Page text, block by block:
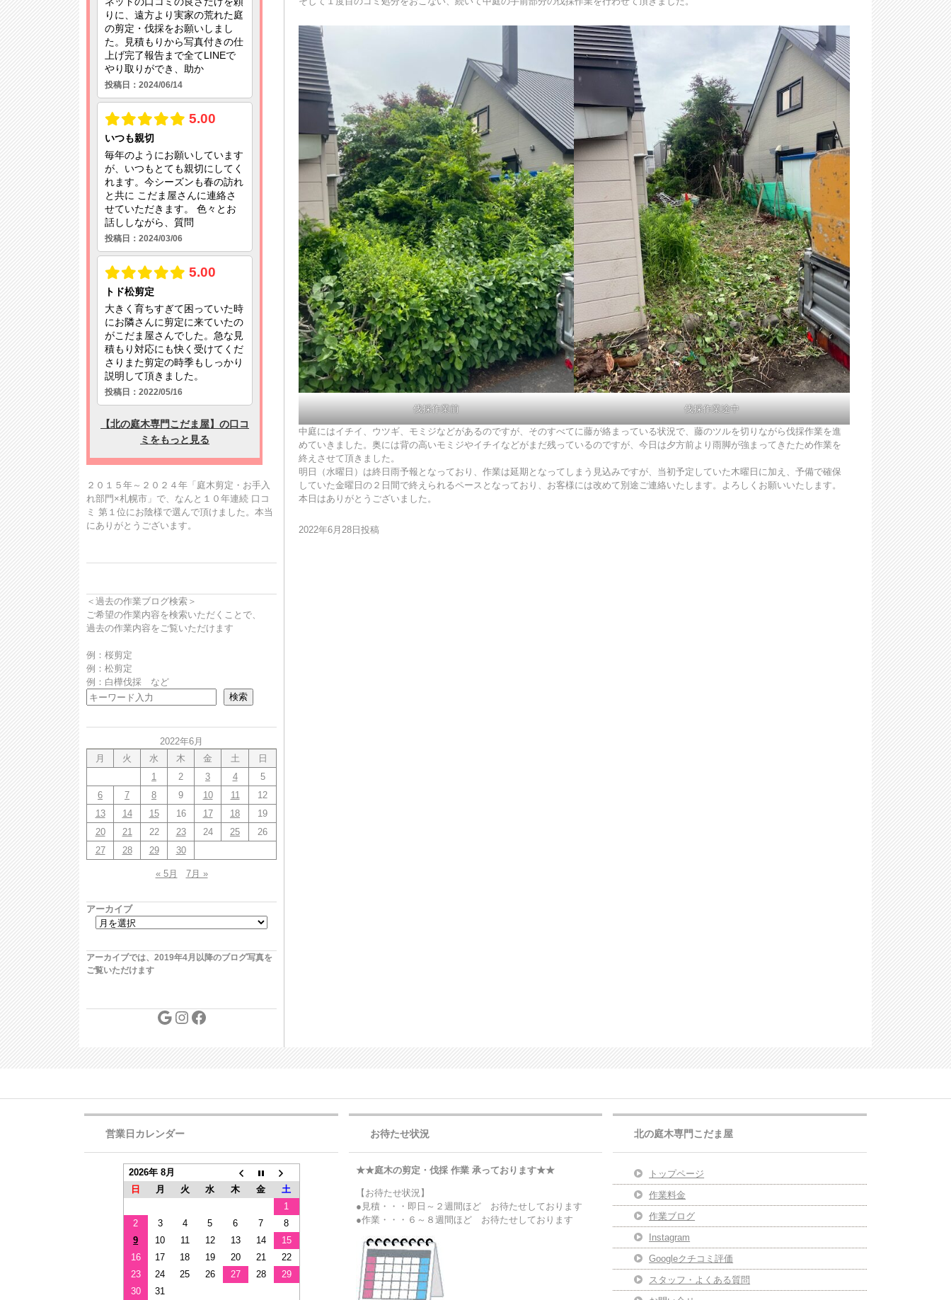
伐採作業前 伐採作業途中
中庭にはイチイ、ウツギ、モミジなどがあるのですが、そのすべてに藤が絡まっている状況で、藤のツルを切りながら伐採作業を進
めていきました。奥には背の高いモミジやイチイなどがまだ残っているのですが、今日は夕方前より雨脚が強まってきたため作業を
終えさせて頂きました。
明日（水曜日）は終日雨予報となっており、作業は延期となってしまう見込みですが、当初予定していた木曜日に加え、予備で確保
していた金曜日の２日間で終えられるペースとなっており、お客様には改めて別途ご連絡いたします。よろしくお願いいたします。
本日はありがとうございました。
2022年6月28日投稿
２０１５年～２０２４年「庭木剪定・お手入
れ部門×札幌市」で、なんと１０年連続 口コ
ミ 第１位にお陰様で選んで頂けました。本当
にありがとうございます。
＜過去の作業ブログ検索＞
ご希望の作業内容を検索いただくことで、
過去の作業内容をご覧いただけます
例：桜剪定
例：松剪定
例：白樺伐採 など
検索
2022年6月
月
火 水 木 金 土
日
1
2 3 4
5
6
7 8 9 10 11
12
13
14 15 16 17 18
19
20
21 22 23 24 25
26
27
28 29 30
« 5月 7月 »
アーカイブ
アーカイブでは、2019年4月以降のブログ写真を
ご覧いただけます
営業日カレンダー
2026年 8月
日
月 火 水 木 金
土
1
2
3 4 5 6 7
8
9
10 11 12 13 14
15
16
17 18 19 20 21
22
23
24 25 26 27 28
29
30
31
お待たせ状況
★★庭木の剪定・伐採 作業 承っております★★
【お待たせ状況】
●見積・・・即日～２週間ほど お待たせしております
●作業・・・６～８週間ほど お待たせしております
北の庭木専門こだま屋
トップページ
作業料金
作業ブログ
Instagram
Googleクチコミ評価
スタッフ・よくある質問